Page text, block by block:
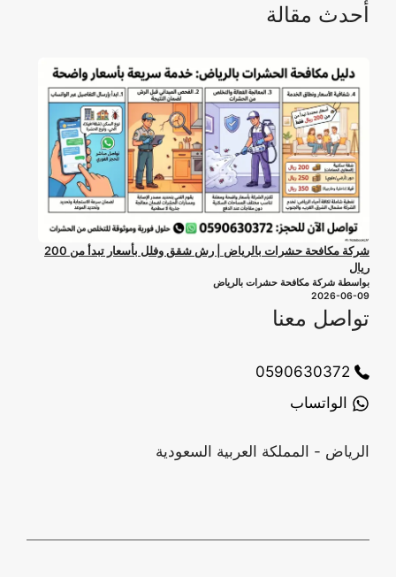
أحدث مقالة
شركة مكافحة حشرات بالرياض | رش شقق وفلل بأسعار تبدأ من 200
ريال
بواسطة شركة مكافحة حشرات بالرياض
2026-06-09
تواصل معنا
0590630372
الواتساب
الرياض - المملكة العربية السعودية